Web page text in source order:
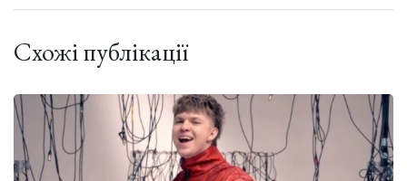
Схожі публікації